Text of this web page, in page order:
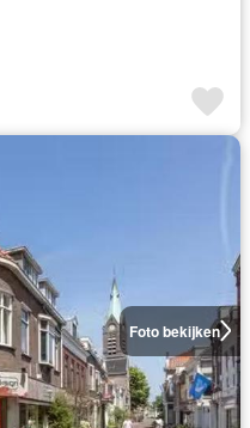
Foto bekijken